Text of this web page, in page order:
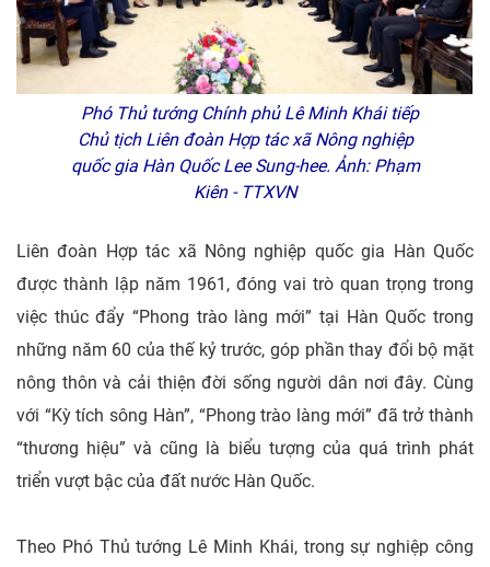
Phó Thủ tướng Chính phủ Lê Minh Khái tiếp
Chủ tịch Liên đoàn Hợp tác xã Nông nghiệp
quốc gia Hàn Quốc Lee Sung-hee. Ảnh: Phạm
Kiên - TTXVN
Liên đoàn Hợp tác xã Nông nghiệp quốc gia Hàn Quốc
được thành lập năm 1961, đóng vai trò quan trọng trong
việc thúc đẩy “Phong trào làng mới” tại Hàn Quốc trong
những năm 60 của thế kỷ trước, góp phần thay đổi bộ mặt
nông thôn và cải thiện đời sống người dân nơi đây. Cùng
với “Kỳ tích sông Hàn”, “Phong trào làng mới” đã trở thành
“thương hiệu” và cũng là biểu tượng của quá trình phát
triển vượt bậc của đất nước Hàn Quốc.
Theo Phó Thủ tướng Lê Minh Khái, trong sự nghiệp công